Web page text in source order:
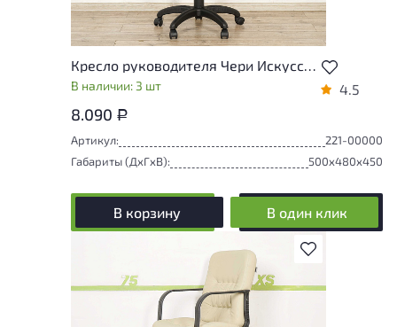
Кресло руководителя Чери Искусственная кожа Чёрный Россия
В наличии: 3 шт 4.5
8.090 Р
Артикул:
221-00000
Габариты (ДxГxВ):
500x480x450
В корзину В один клик
В избранное